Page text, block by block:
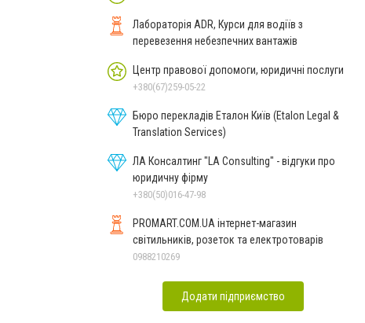
Лабораторія ADR, Курси для водіїв з
перевезення небезпечних вантажів
Центр правової допомоги, юридичні послуги
+380(67)259-05-22
Бюро перекладів Еталон Київ (Etalon Legal &
Translation Services)
ЛА Консалтинг "LA Consulting" - відгуки про
юридичну фірму
+380(50)016-47-98
PROMART.COM.UA інтернет-магазин
cвітильників, розеток та електротоварів
0988210269
Додати підприємство